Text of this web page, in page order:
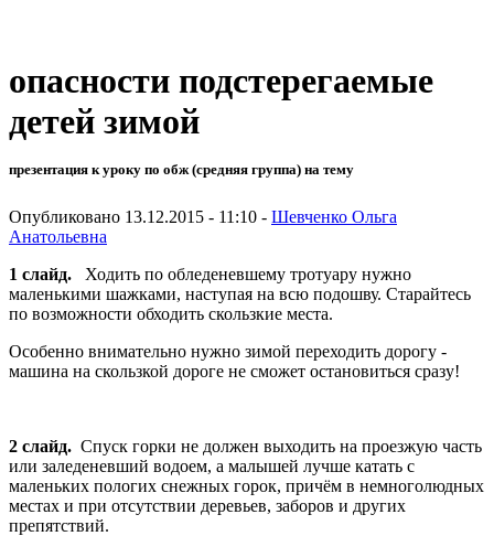
опасности подстерегаемые
детей зимой
презентация к уроку по обж (средняя группа) на тему
Опубликовано 13.12.2015 - 11:10 - Шевченко Ольга
Анатольевна
1 слайд. Ходить по обледеневшему тротуару нужно
маленькими шажками, наступая на всю подошву. Старайтесь
по возможности обходить скользкие места.
Особенно внимательно нужно зимой переходить дорогу -
машина на скользкой дороге не сможет остановиться сразу!
2 слайд. Спуск горки не должен выходить на проезжую часть
или заледеневший водоем, а малышей лучше катать с
маленьких пологих снежных горок, причём в немноголюдных
местах и при отсутствии деревьев, заборов и других
препятствий.